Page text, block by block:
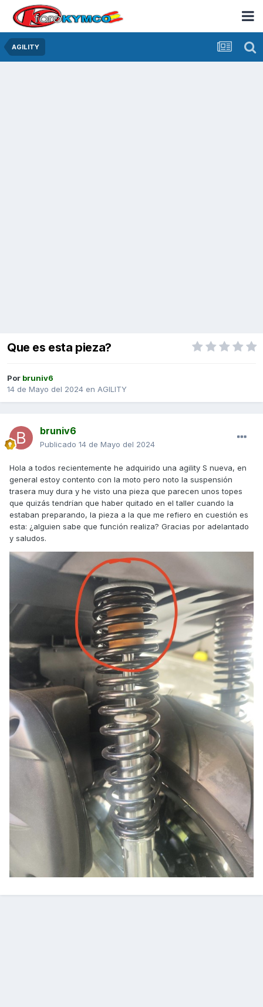
AGILITY
Que es esta pieza?
Por bruniv6
14 de Mayo del 2024 en AGILITY
bruniv6
Publicado 14 de Mayo del 2024
Hola a todos recientemente he adquirido una agility S nueva, en
general estoy contento con la moto pero noto la suspensión
trasera muy dura y he visto una pieza que parecen unos topes
que quizás tendrían que haber quitado en el taller cuando la
estaban preparando, la pieza a la que me refiero en cuestión es
esta: ¿alguien sabe que función realiza? Gracias por adelantado
y saludos.